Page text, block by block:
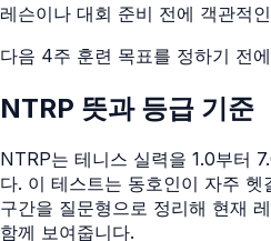
레슨이나 대회 준비 전에 객관적
다음 4주 훈련 목표를 정하기 전
NTRP 뜻과 등급 기준
NTRP는 테니스 실력을 1.0부터
다. 이 테스트는 동호인이 자주
구간을 질문형으로 정리해 현재
함께 보여줍니다.